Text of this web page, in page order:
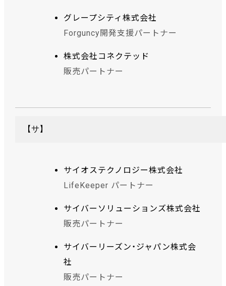
グレープシティ株式会社
Forguncy開発支援パートナー
株式会社コネクテッド
販売パートナー
【サ】
サイオステクノロジー株式会社
LifeKeeper パートナー
サイバーソリューションズ株式会社
販売パートナー
サイバーリーズン・ジャパン株式会
社
販売パートナー